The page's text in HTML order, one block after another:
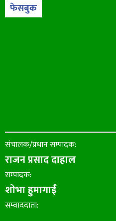
फेसबुक
संचालक/प्रधान सम्पादक:
राजन प्रसाद दाहाल
सम्पादक:
शोभा हुमागाईँ
सम्वाददाता: